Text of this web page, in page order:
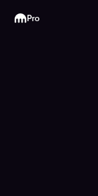
Kraken
Pro